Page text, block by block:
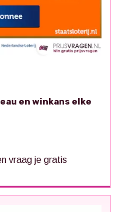
en winkans elke
vraag je gratis